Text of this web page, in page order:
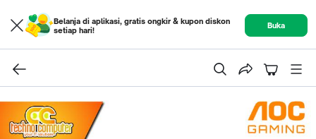
Belanja di aplikasi, gratis ongkir & kupon diskon
setiap hari!
Buka